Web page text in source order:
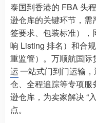
泰国到香港的 FBA 头
逊仓库的关键环节，
签要求、包装标准）
响 Listing 排名）和合
重监管）。万顺航国际
运一站式门到门运输
仓、全程追踪等专项服
逊仓库，为卖家解决 “
点。